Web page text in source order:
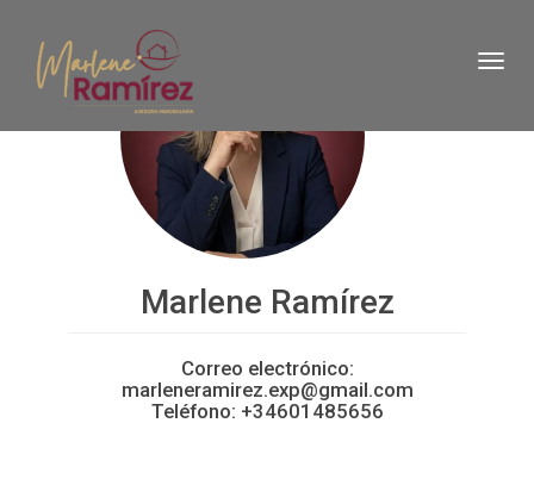
Marlene Ramírez
Correo electrónico:
marleneramirez.exp@gmail.com
Teléfono: +34601485656